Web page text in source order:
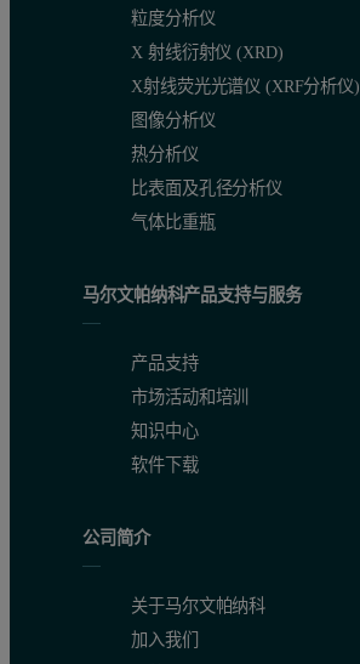
粒度分析仪
X 射线衍射仪 (XRD)
X射线荧光光谱仪 (XRF分析仪)
图像分析仪
热分析仪
比表面及孔径分析仪
气体比重瓶
马尔文帕纳科产品支持与服务
产品支持
市场活动和培训
知识中心
软件下载
公司简介
关于马尔文帕纳科
加入我们